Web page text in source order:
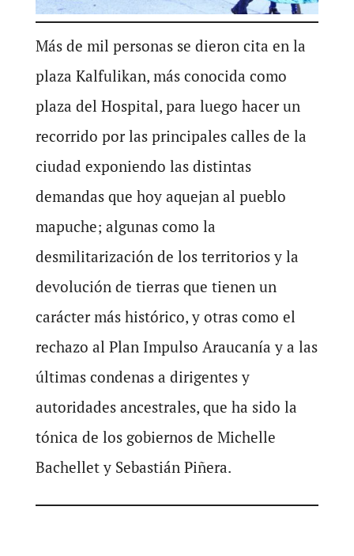
Más de mil personas se dieron cita en la
plaza Kalfulikan, más conocida como
plaza del Hospital, para luego hacer un
recorrido por las principales calles de la
ciudad exponiendo las distintas
demandas que hoy aquejan al pueblo
mapuche; algunas como la
desmilitarización de los territorios y la
devolución de tierras que tienen un
carácter más histórico, y otras como el
rechazo al Plan Impulso Araucanía y a las
últimas condenas a dirigentes y
autoridades ancestrales, que ha sido la
tónica de los gobiernos de Michelle
Bachellet y Sebastián Piñera.